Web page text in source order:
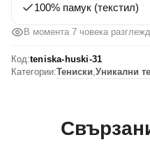
100% памук (текстил)
В момента 7 човека
Код:teniska-huski-31
Категории:Тениски Уникални